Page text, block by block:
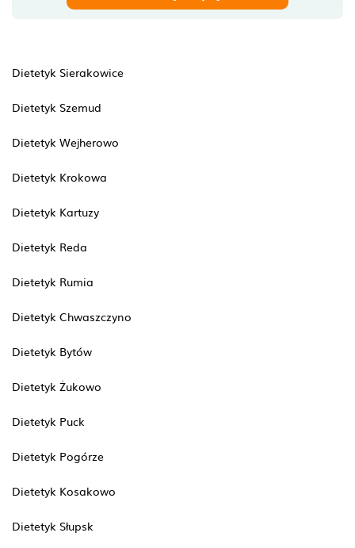
Dietetyk Sierakowice
Dietetyk Szemud
Dietetyk Wejherowo
Dietetyk Krokowa
Dietetyk Kartuzy
Dietetyk Reda
Dietetyk Rumia
Dietetyk Chwaszczyno
Dietetyk Bytów
Dietetyk Żukowo
Dietetyk Puck
Dietetyk Pogórze
Dietetyk Kosakowo
Dietetyk Słupsk